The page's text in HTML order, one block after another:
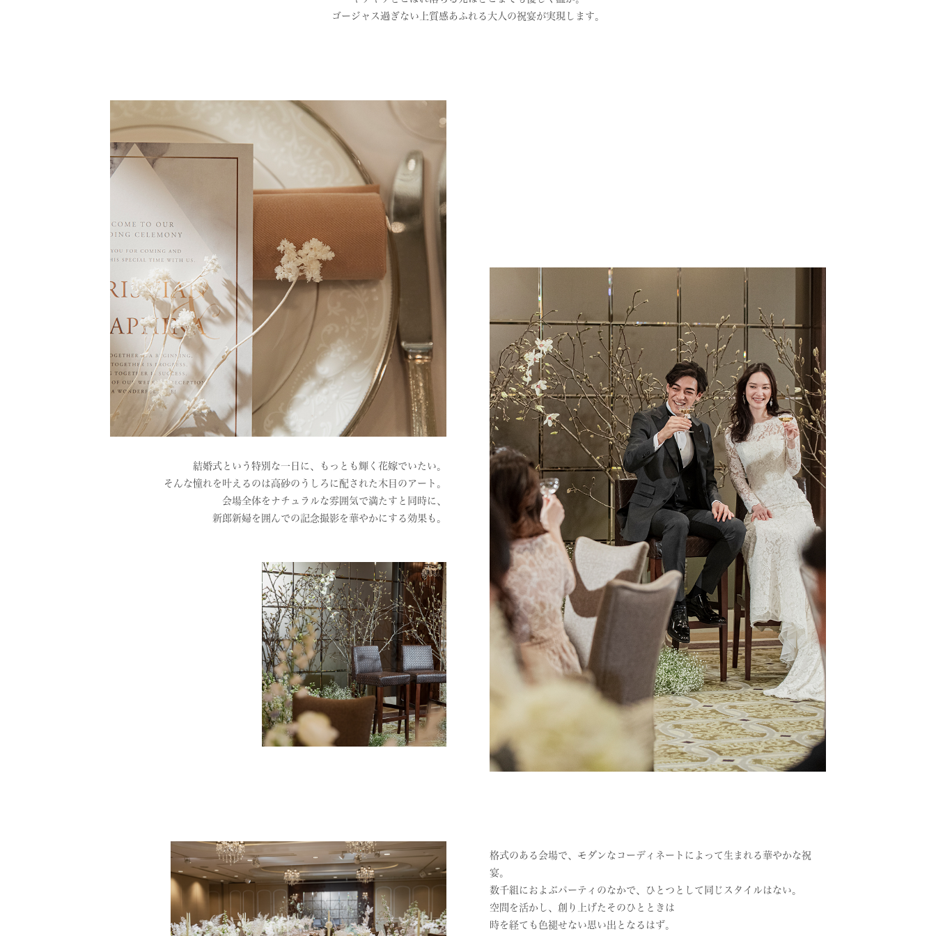
ゴージャス過ぎない上質感あふれる大人の祝宴が実現します。
結婚式という特別な一日に、もっとも輝く花嫁でいたい。
そんな憧れを叶えるのは高砂のうしろに配された木目のアート。
会場全体をナチュラルな雰囲気で満たすと同時に、
新郎新婦を囲んでの記念撮影を華やかにする効果も。
格式のある会場で、モダンなコーディネートによって生まれる華やかな祝
宴。
数千組におよぶパーティのなかで、ひとつとして同じスタイルはない。
空間を活かし、創り上げたそのひとときは
時を経ても色褪せない思い出となるはず。